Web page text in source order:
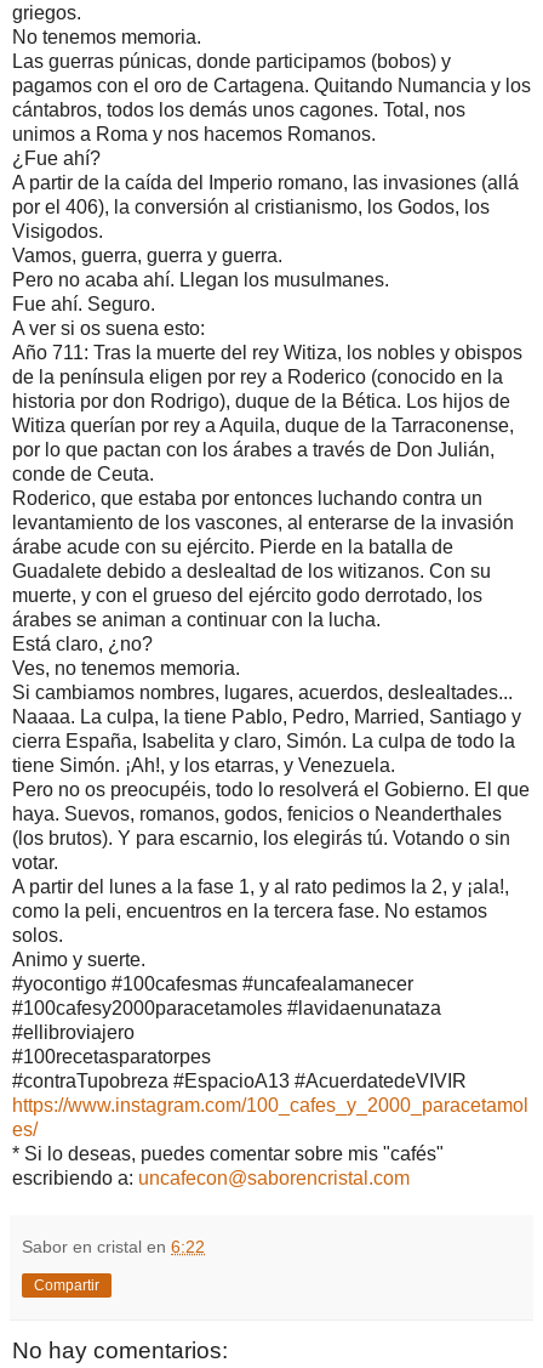
griegos.
No tenemos memoria.
Las guerras púnicas, donde participamos (bobos) y
pagamos con el oro de Cartagena. Quitando Numancia y los
cántabros, todos los demás unos cagones. Total, nos
unimos a Roma y nos hacemos Romanos.
¿Fue ahí?
A partir de la caída del Imperio romano, las invasiones (allá
por el 406), la conversión al cristianismo, los Godos, los
Visigodos.
Vamos, guerra, guerra y guerra.
Pero no acaba ahí. Llegan los musulmanes.
Fue ahí. Seguro.
A ver si os suena esto:
Año 711: Tras la muerte del rey Witiza, los nobles y obispos
de la península eligen por rey a Roderico (conocido en la
historia por don Rodrigo), duque de la Bética. Los hijos de
Witiza querían por rey a Aquila, duque de la Tarraconense,
por lo que pactan con los árabes a través de Don Julián,
conde de Ceuta.
Roderico, que estaba por entonces luchando contra un
levantamiento de los vascones, al enterarse de la invasión
árabe acude con su ejército. Pierde en la batalla de
Guadalete debido a deslealtad de los witizanos. Con su
muerte, y con el grueso del ejército godo derrotado, los
árabes se animan a continuar con la lucha.
Está claro, ¿no?
Ves, no tenemos memoria.
Si cambiamos nombres, lugares, acuerdos, deslealtades...
Naaaa. La culpa, la tiene Pablo, Pedro, Married, Santiago y
cierra España, Isabelita y claro, Simón. La culpa de todo la
tiene Simón. ¡Ah!, y los etarras, y Venezuela.
Pero no os preocupéis, todo lo resolverá el Gobierno. El que
haya. Suevos, romanos, godos, fenicios o Neanderthales
(los brutos). Y para escarnio, los elegirás tú. Votando o sin
votar.
A partir del lunes a la fase 1, y al rato pedimos la 2, y ¡ala!,
como la peli, encuentros en la tercera fase. No estamos
solos.
Animo y suerte.
#yocontigo #100cafesmas #uncafealamanecer
#100cafesy2000paracetamoles #lavidaenunataza
#ellibroviajero
#100recetasparatorpes
#contraTupobreza #EspacioA13 #AcuerdatedeVIVIR
https://www.instagram.com/100_cafes_y_2000_paracetamol
es/
* Si lo deseas, puedes comentar sobre mis "cafés"
escribiendo a: uncafecon@saborencristal.com
Sabor en cristal en 6:22
Compartir
No hay comentarios: